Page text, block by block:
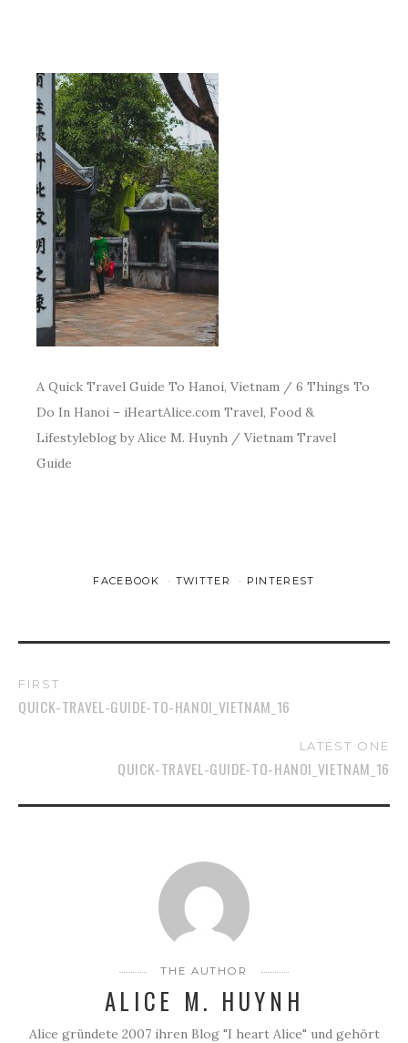
A Quick Travel Guide To Hanoi, Vietnam / 6 Things To
Do In Hanoi – iHeartAlice.com Travel, Food &
Lifestyleblog by Alice M. Huynh / Vietnam Travel
Guide
FACEBOOK TWITTER PINTEREST
FIRST
QUICK-TRAVEL-GUIDE-TO-HANOI_VIETNAM_16
LATEST ONE
QUICK-TRAVEL-GUIDE-TO-HANOI_VIETNAM_16
THE AUTHOR
ALICE M. HUYNH
Alice gründete 2007 ihren Blog "I heart Alice" und gehört